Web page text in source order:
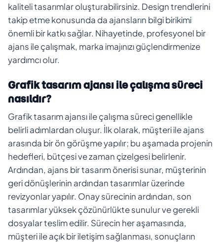
kaliteli tasarımlar oluşturabilirsiniz. Design trendlerini
takip etme konusunda da ajansların bilgi birikimi
önemli bir katkı sağlar. Nihayetinde, profesyonel bir
ajans ile çalışmak, marka imajınızı güçlendirmenize
yardımcı olur.
Grafik tasarım ajansı ile çalışma süreci
nasıldır?
Grafik tasarım ajansı ile çalışma süreci genellikle
belirli adımlardan oluşur. İlk olarak, müşteri ile ajans
arasında bir ön görüşme yapılır; bu aşamada projenin
hedefleri, bütçesi ve zaman çizelgesi belirlenir.
Ardından, ajans bir tasarım önerisi sunar, müşterinin
geri dönüşlerinin ardından tasarımlar üzerinde
revizyonlar yapılır. Onay sürecinin ardından, son
tasarımlar yüksek çözünürlükte sunulur ve gerekli
dosyalar teslim edilir. Sürecin her aşamasında,
müşteri ile açık bir iletişim sağlanması, sonuçların